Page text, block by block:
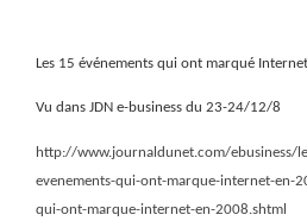
Les 15 événements qui ont marqué
Vu dans JDN e-business du 23-24/12/8
http://www.journaldunet.com/ebusiness/
evenements-qui-ont-marque-internet-en-
qui-ont-marque-internet-en-2008.shtml